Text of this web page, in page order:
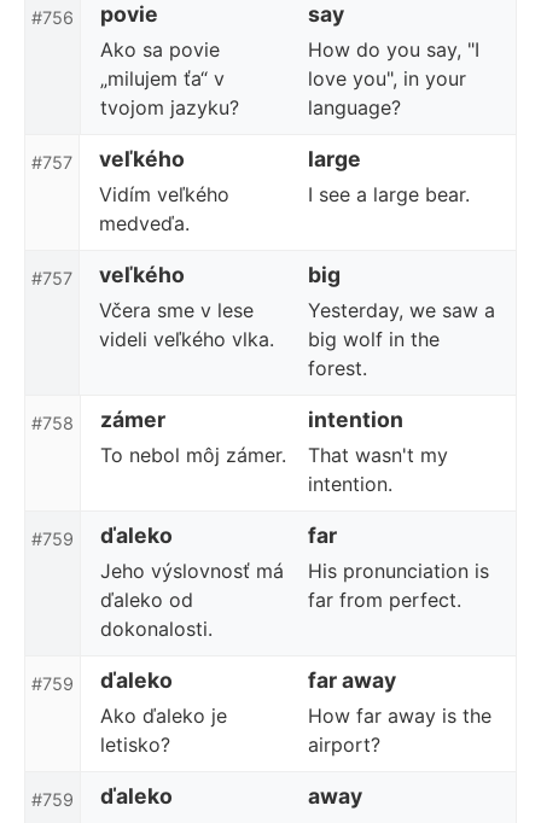
#756 povie say
Ako sa povie
„milujem ťa“ v
tvojom jazyku?
How do you say, "I
love you", in your
language?
#757 veľkého large
Vidím veľkého
medveďa.
I see a large bear.
#757 veľkého big
Včera sme v lese
videli veľkého vlka.
Yesterday, we saw a
big wolf in the
forest.
#758 zámer intention
To nebol môj zámer.
That wasn't my
intention.
#759 ďaleko far
Jeho výslovnosť má
ďaleko od
dokonalosti.
His pronunciation is
far from perfect.
#759 ďaleko far away
Ako ďaleko je
letisko?
How far away is the
airport?
#759 ďaleko away